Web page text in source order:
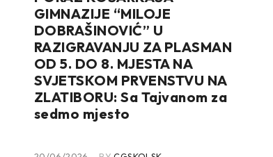
GIMNAZIJE “MILOJE
DOBRAŠINOVIĆ” U
RAZIGRAVANJU ZA PLASMAN
OD 5. DO 8. MJESTA NA
SVJETSKOM PRVENSTVU NA
ZLATIBORU: Sa Tajvanom za
sedmo mjesto